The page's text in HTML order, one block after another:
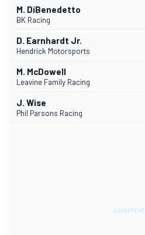
M. DiBenedetto
BK Racing
D. Earnhardt Jr.
Hendrick Motorsports
M. McDowell
Leavine Family Racing
J. Wise
Phil Parsons Racing